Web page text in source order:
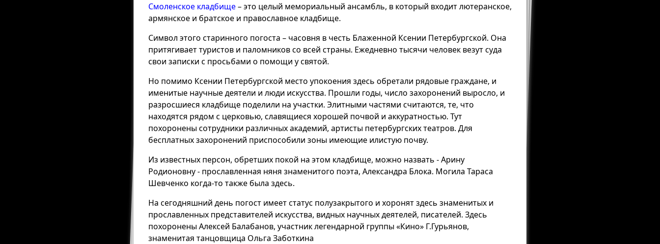
Смоленское кладбище– это целый мемориальный ансамбль, в который входит лютеранское,
армянское и братское и православное кладбище.
Символ этого старинного погоста – часовня в честь Блаженной Ксении Петербургской. Она
притягивает туристов и паломников со всей страны. Ежедневно тысячи человек везут суда
свои записки с просьбами о помощи у святой.
Но помимо Ксении Петербургской место упокоения здесь обретали рядовые граждане, и
именитые научные деятели и люди искусства. Прошли годы, число захоронений выросло, и
разросшиеся кладбище поделили на участки. Элитными частями считаются, те, что
находятся рядом с церковью, славящиеся хорошей почвой и аккуратностью. Тут
похоронены сотрудники различных академий, артисты петербургских театров. Для
бесплатных захоронений приспособили зоны имеющие илистую почву.
Из известных персон, обретших покой на этом кладбище, можно назвать - Арину
Родионовну - прославленная няня знаменитого поэта, Александра Блока. Могила Тараса
Шевченко когда-то также была здесь.
На сегодняшний день погост имеет статус полузакрытого и хоронят здесь знаменитых и
прославленных представителей искусства, видных научных деятелей, писателей. Здесь
похоронены Алексей Балабанов, участник легендарной группы «Кино» Г.Гурьянов,
знаменитая танцовщица Ольга Заботкина